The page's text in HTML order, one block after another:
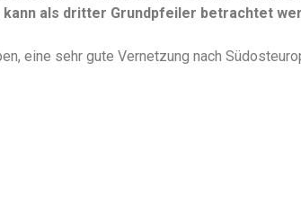
als drit­ter Grundpfeil­er betra­chtet
eine sehr gute Ver­net­zung nach